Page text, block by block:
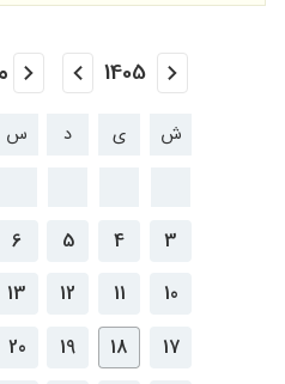
ش ی د س
3
4
5
6
10
11
12
13
17
18
19
20